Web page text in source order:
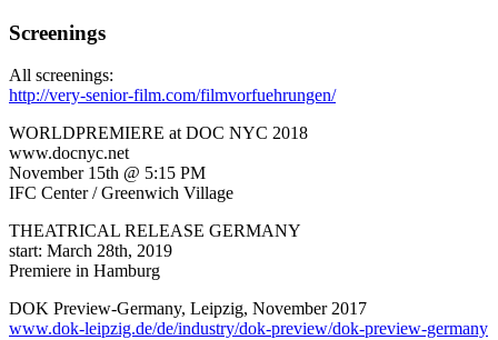
Screenings
All screenings:
http://very-senior-film.com/filmvorfuehrungen/
WORLDPREMIERE at DOC NYC 2018
www.docnyc.net
November 15th @ 5:15 PM
IFC Center / Greenwich Village
THEATRICAL RELEASE GERMANY
start: March 28th, 2019
Premiere in Hamburg
DOK Preview-Germany, Leipzig, November 2017
www.dok-leipzig.de/de/industry/dok-preview/dok-preview-germany